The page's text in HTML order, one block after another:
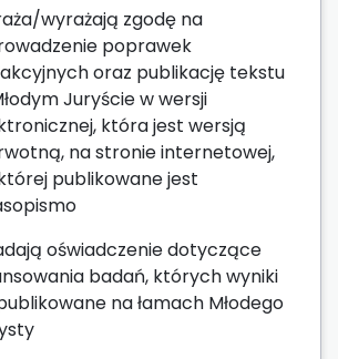
wyrażają zgodę na
poprawek
oraz publikację tekstu
Juryście w wersji
która jest wersją
na stronie internetowej,
publikowane jest
oświadczenie dotyczące
badań, których wyniki
na łamach Młodego